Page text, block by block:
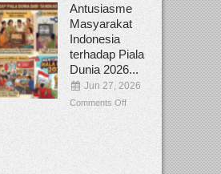
Antusiasme
Masyarakat
Indonesia
terhadap Piala
Dunia 2026...
Jun 27, 2026
Comments Off